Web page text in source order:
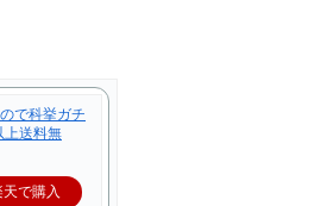
で科挙ガチ
上送料無
天で購入